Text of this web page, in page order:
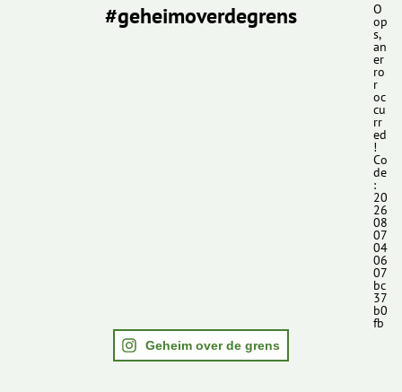
#geheimoverdegrens O
op
s,
an
er
ro
r
oc
cu
rr
ed
!
Co
de
:
20
26
08
07
04
06
07
bc
37
b0
fb
Geheim over de grens